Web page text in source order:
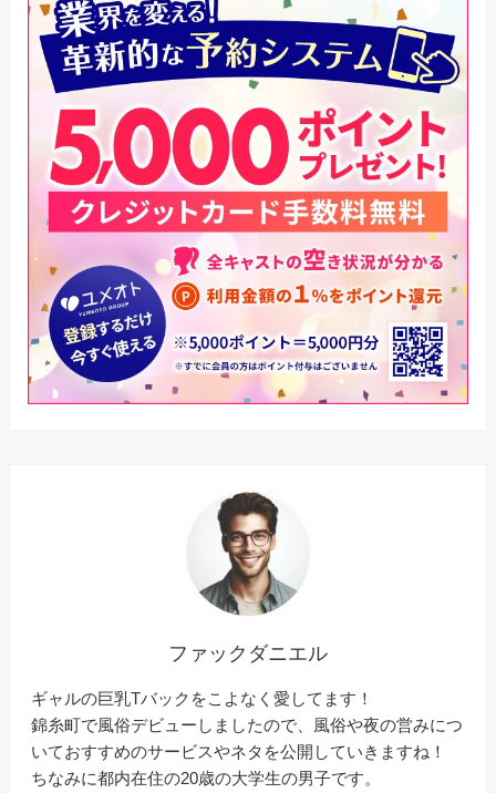
ファックダニエル
ギャルの巨乳Tバックをこよなく愛してます！
錦糸町で風俗デビューしましたので、風俗や夜の営みにつ
いておすすめのサービスやネタを公開していきますね！
ちなみに都内在住の20歳の大学生の男子です。